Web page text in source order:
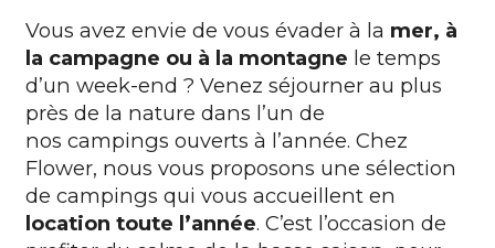
Vous avez envie de vous évader à la mer, à
la campagne ou à la montagne le temps
d’un week-end ? Venez séjourner au plus
près de la nature dans l’un de
nos campings ouverts à l’année. Chez
Flower, nous vous proposons une sélection
de campings qui vous accueillent en
location toute l’année. C’est l’occasion de